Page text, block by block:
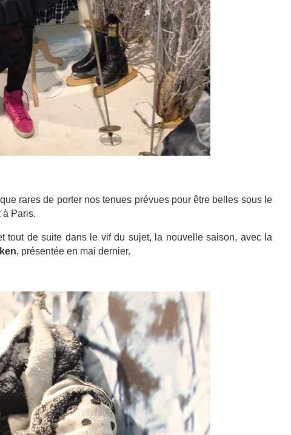
rares de porter nos tenues prévues pour être belles sous le
à Paris.
tout de suite dans le vif du sujet, la nouvelle saison, avec la
, présentée en mai dernier.